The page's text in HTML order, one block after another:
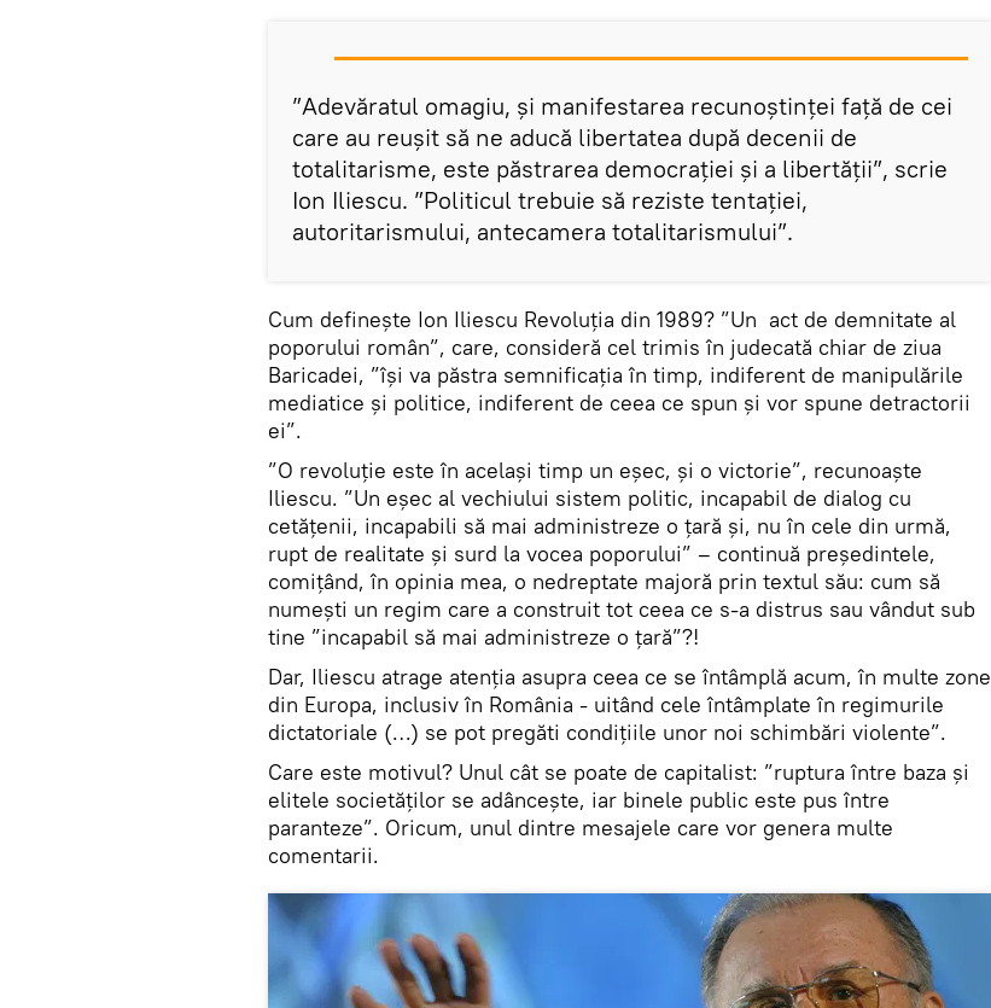
”Adevăratul omagiu, și manifestarea recunoștinței față de cei
care au reușit să ne aducă libertatea după decenii de
totalitarisme, este păstrarea democrației și a libertății”, scrie
Ion Iliescu. ”Politicul trebuie să reziste tentației,
autoritarismului, antecamera totalitarismului”.
Cum definește Ion Iliescu Revoluția din 1989? ”Un act de demnitate al
poporului român”, care, consideră cel trimis în judecată chiar de ziua
Baricadei, ”își va păstra semnificația în timp, indiferent de manipulările
mediatice și politice, indiferent de ceea ce spun și vor spune detractorii
ei”.
”O revoluție este în același timp un eșec, și o victorie”, recunoaște
Iliescu. ”Un eșec al vechiului sistem politic, incapabil de dialog cu
cetățenii, incapabili să mai administreze o țară și, nu în cele din urmă,
rupt de realitate și surd la vocea poporului” – continuă președintele,
comițând, în opinia mea, o nedreptate majoră prin textul său: cum să
numești un regim care a construit tot ceea ce s-a distrus sau vândut sub
tine ”incapabil să mai administreze o țară”?!
Dar, Iliescu atrage atenția asupra ceea ce se întâmplă acum, în multe zone
din Europa, inclusiv în România - uitând cele întâmplate în regimurile
dictatoriale (…) se pot pregăti condițiile unor noi schimbări violente”.
Care este motivul? Unul cât se poate de capitalist: ”ruptura între baza și
elitele societăților se adâncește, iar binele public este pus între
paranteze”. Oricum, unul dintre mesajele care vor genera multe
comentarii.